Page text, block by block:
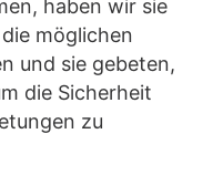
haben wir sie
möglichen
und sie gebeten,
die Sicherheit
zu